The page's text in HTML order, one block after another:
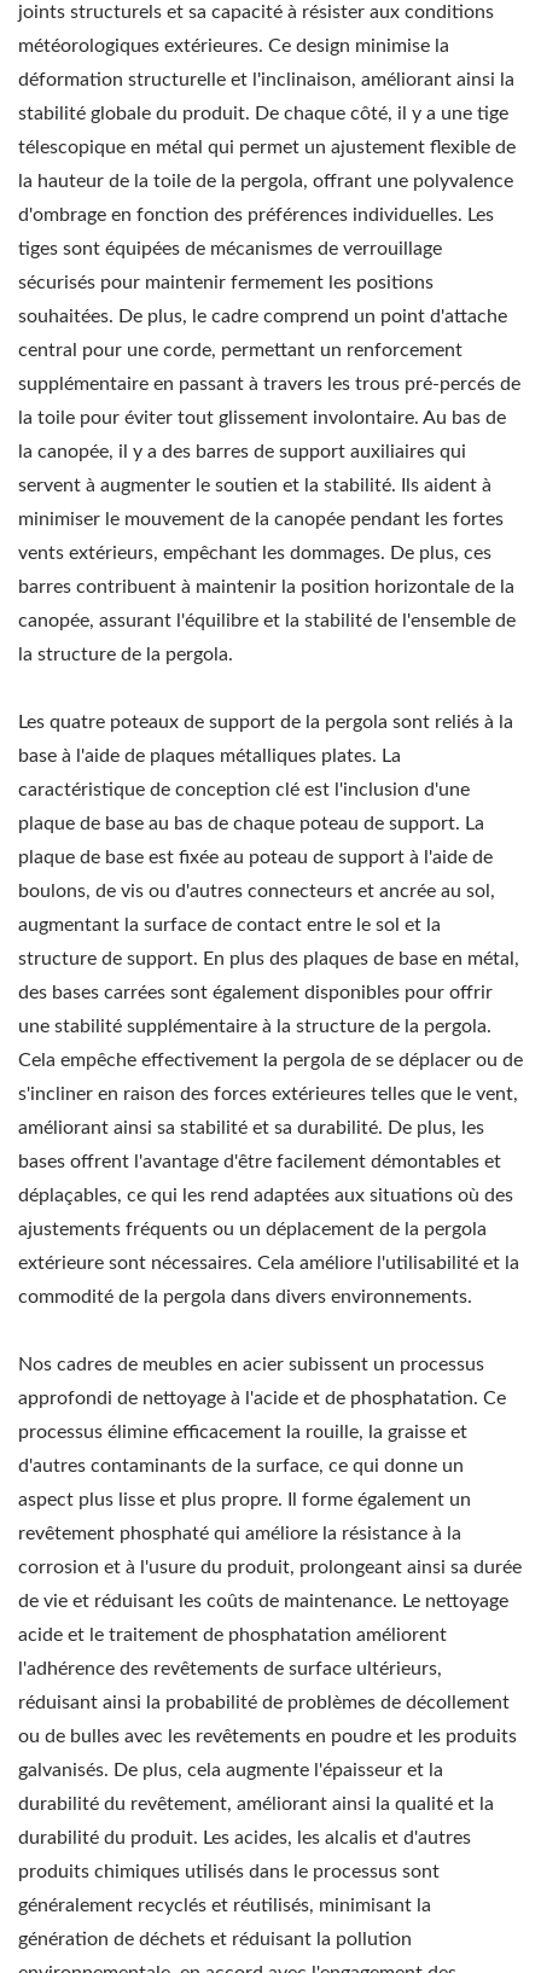
joints structurels et sa capacité à résister aux conditions
météorologiques extérieures. Ce design minimise la
déformation structurelle et l'inclinaison, améliorant ainsi la
stabilité globale du produit. De chaque côté, il y a une tige
télescopique en métal qui permet un ajustement flexible de
la hauteur de la toile de la pergola, offrant une polyvalence
d'ombrage en fonction des préférences individuelles. Les
tiges sont équipées de mécanismes de verrouillage
sécurisés pour maintenir fermement les positions
souhaitées. De plus, le cadre comprend un point d'attache
central pour une corde, permettant un renforcement
supplémentaire en passant à travers les trous pré-percés de
la toile pour éviter tout glissement involontaire. Au bas de
la canopée, il y a des barres de support auxiliaires qui
servent à augmenter le soutien et la stabilité. Ils aident à
minimiser le mouvement de la canopée pendant les fortes
vents extérieurs, empêchant les dommages. De plus, ces
barres contribuent à maintenir la position horizontale de la
canopée, assurant l'équilibre et la stabilité de l'ensemble de
la structure de la pergola.
Les quatre poteaux de support de la pergola sont reliés à la
base à l'aide de plaques métalliques plates. La
caractéristique de conception clé est l'inclusion d'une
plaque de base au bas de chaque poteau de support. La
plaque de base est fixée au poteau de support à l'aide de
boulons, de vis ou d'autres connecteurs et ancrée au sol,
augmentant la surface de contact entre le sol et la
structure de support. En plus des plaques de base en métal,
des bases carrées sont également disponibles pour offrir
une stabilité supplémentaire à la structure de la pergola.
Cela empêche effectivement la pergola de se déplacer ou de
s'incliner en raison des forces extérieures telles que le vent,
améliorant ainsi sa stabilité et sa durabilité. De plus, les
bases offrent l'avantage d'être facilement démontables et
déplaçables, ce qui les rend adaptées aux situations où des
ajustements fréquents ou un déplacement de la pergola
extérieure sont nécessaires. Cela améliore l'utilisabilité et la
commodité de la pergola dans divers environnements.
Nos cadres de meubles en acier subissent un processus
approfondi de nettoyage à l'acide et de phosphatation. Ce
processus élimine efficacement la rouille, la graisse et
d'autres contaminants de la surface, ce qui donne un
aspect plus lisse et plus propre. Il forme également un
revêtement phosphaté qui améliore la résistance à la
corrosion et à l'usure du produit, prolongeant ainsi sa durée
de vie et réduisant les coûts de maintenance. Le nettoyage
acide et le traitement de phosphatation améliorent
l'adhérence des revêtements de surface ultérieurs,
réduisant ainsi la probabilité de problèmes de décollement
ou de bulles avec les revêtements en poudre et les produits
galvanisés. De plus, cela augmente l'épaisseur et la
durabilité du revêtement, améliorant ainsi la qualité et la
durabilité du produit. Les acides, les alcalis et d'autres
produits chimiques utilisés dans le processus sont
généralement recyclés et réutilisés, minimisant la
génération de déchets et réduisant la pollution